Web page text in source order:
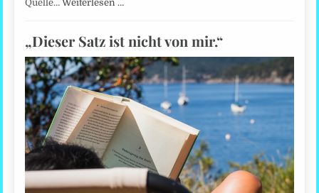
Quelle…Weiterlesen …
„Dieser Satz ist nicht von mir.“